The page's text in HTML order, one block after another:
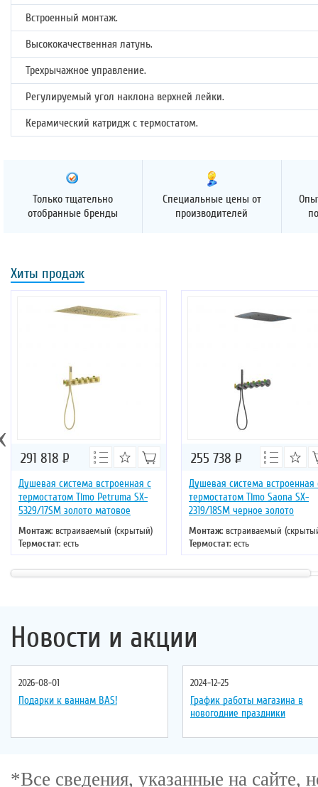
Встроенный монтаж.
Высококачественная латунь.
Трехрычажное управление.
Регулируемый угол наклона верхней лейки.
Керамический катридж с термостатом.
Только тщательно
отобранные бренды
Специальные цены от
производителей
Хиты продаж
Душевая система встроенная с
термостатом Timo Petruma SX-
5329/17SM золото матовое
Монтаж: встраиваемый (скрытый)
Термостат: есть
Цвет: золото
291 818 Р
Душевая система встроенная
термостатом Timo Saona SX-
2319/18SM черное золото
Монтаж: встраиваемый
Термостат: есть
Цвет: черное золото
255 738 Р
Новости и акции
2026-08-01
Подарки к ваннам BAS!
2024-12-25
График работы магазина в
новогодние праздники
*Все сведения, указанные на